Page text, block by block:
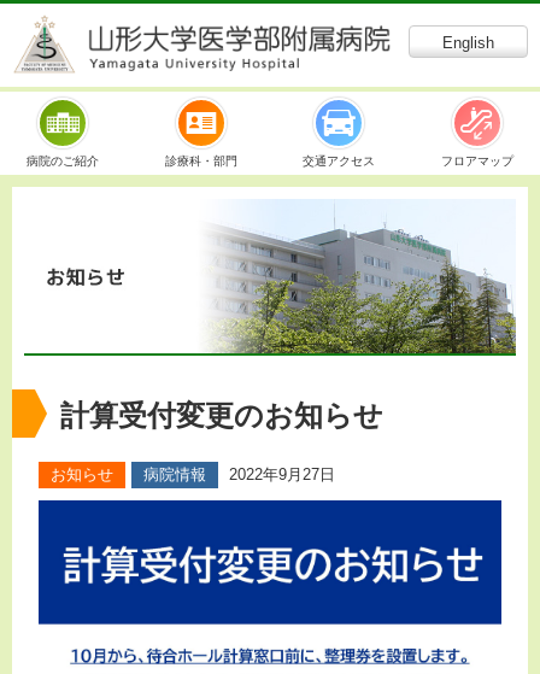
English
病院のご紹介 診療科・部門 交通アクセス フロアマップ
計算受付変更のお知らせ
お知らせ 病院情報 2022年9月27日